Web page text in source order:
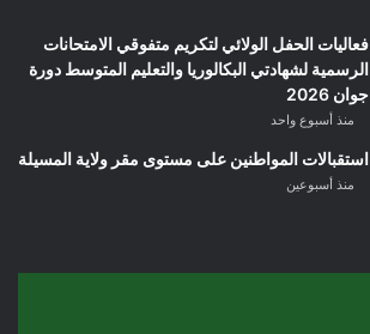
فعاليات الحفل الولائي لتكريم متفوقي الامتحانات
الرسمية لشهادتي البكالوريا والتعليم المتوسط دورة
جوان 2026
منذ أسبوع واحد
استقبالات المواطنين على مستوى مقر ولاية المسيلة
منذ أسبوعين